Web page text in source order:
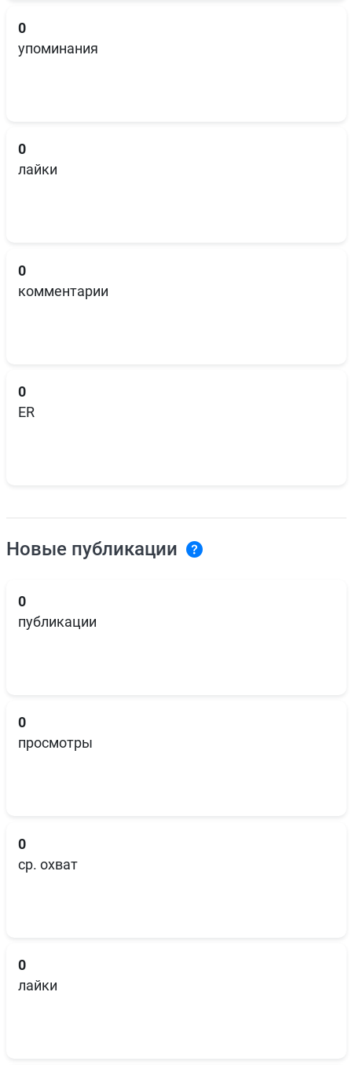
0
упоминания
0
лайки
0
комментарии
0
ER
Новые публикации
0
публикации
0
просмотры
0
ср. охват
0
лайки